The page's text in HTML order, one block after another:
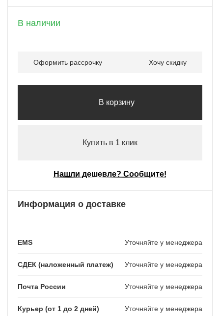
В наличии
Оформить рассрочку Хочу скидку
В корзину
Купить в 1 клик
Нашли дешевле? Сообщите!
Информация о доставке
EMS Уточняйте у менеджера
СДЕК (наложенный платеж) Уточняйте у менеджера
Почта России Уточняйте у менеджера
Курьер (от 1 до 2 дней) Уточняйте у менеджера